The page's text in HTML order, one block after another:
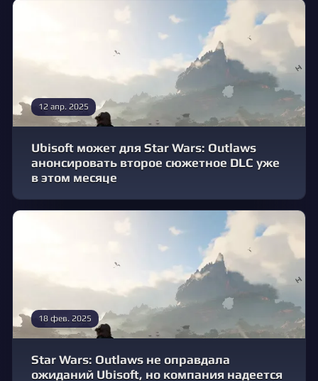
12 апр. 2025
Ubisoft может для Star Wars: Outlaws
анонсировать второе сюжетное DLC уже
в этом месяце
18 фев. 2025
Star Wars: Outlaws не оправдала
ожиданий Ubisoft, но компания надеется